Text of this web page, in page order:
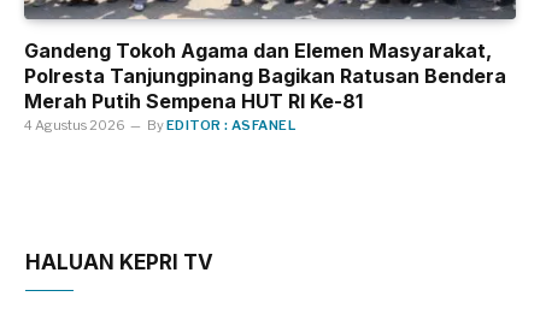
Gandeng Tokoh Agama dan Elemen Masyarakat,
Polresta Tanjungpinang Bagikan Ratusan Bendera
Merah Putih Sempena HUT RI Ke-81
4 Agustus 2026 ByEDITOR : ASFANEL
HALUAN KEPRI TV